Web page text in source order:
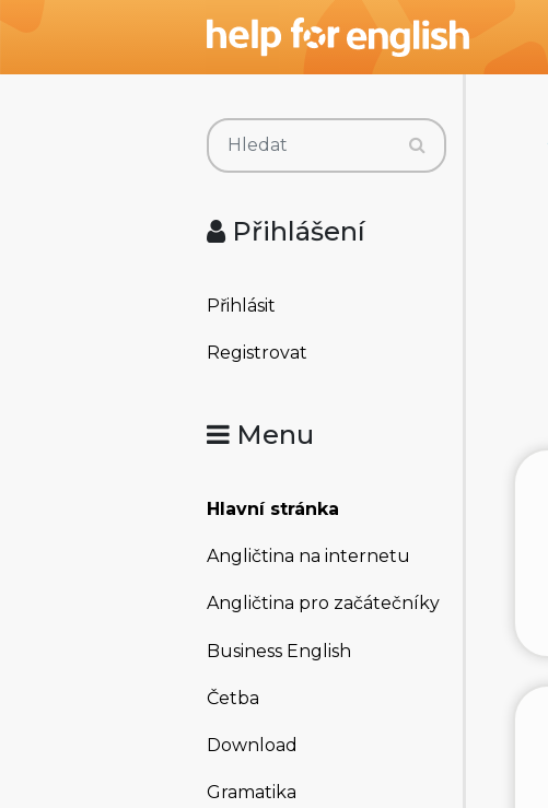
Přihlášení
Přihlásit
Registrovat
Menu
Hlavní stránka
Angličtina na internetu
Angličtina pro začátečníky
Business English
Četba
Download
Gramatika